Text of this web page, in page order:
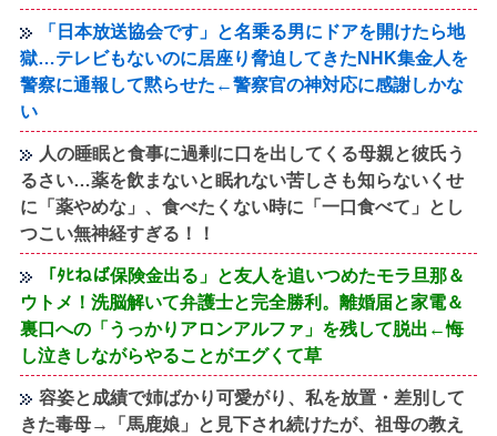
「日本放送協会です」と名乗る男にドアを開けたら地
獄…テレビもないのに居座り脅迫してきたNHK集金人を
警察に通報して黙らせた←警察官の神対応に感謝しかな
い
人の睡眠と食事に過剰に口を出してくる母親と彼氏う
るさい…薬を飲まないと眠れない苦しさも知らないくせ
に「薬やめな」、食べたくない時に「一口食べて」とし
つこい無神経すぎる！！
「ﾀﾋねば保険金出る」と友人を追いつめたモラ旦那＆
ウトメ！洗脳解いて弁護士と完全勝利。離婚届と家電＆
裏口への「うっかりアロンアルファ」を残して脱出←悔
し泣きしながらやることがエグくて草
容姿と成績で姉ばかり可愛がり、私を放置・差別して
きた毒母→「馬鹿娘」と見下され続けたが、祖母の教え